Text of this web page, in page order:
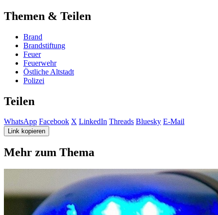
Themen & Teilen
Brand
Brandstiftung
Feuer
Feuerwehr
Östliche Altstadt
Polizei
Teilen
WhatsApp Facebook X LinkedIn Threads Bluesky E-Mail
Link kopieren
Mehr zum Thema